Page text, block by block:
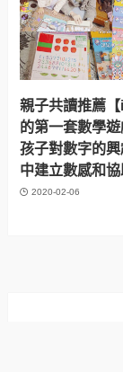
親子共讀推薦
的第一套數學
孩子對數字的
中建立數感和
2020-02-06